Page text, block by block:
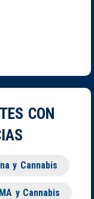
CON
y Cannabis
y Cannabis